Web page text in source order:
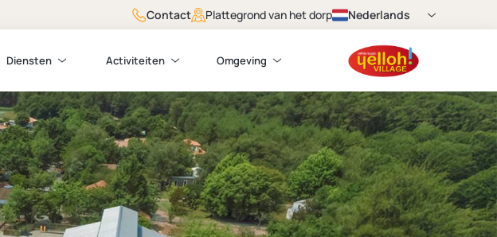
Contact Plattegrond van het dorp Nederlands
Diensten Activiteiten Omgeving